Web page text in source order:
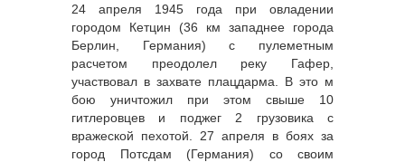
24 апреля 1945 года при овладении
городом Кетцин (36 км западнее города
Берлин, Германия) с пулеметным
расчетом преодолел реку Гафер,
участвовал в захвате плацдарма. В это м
бою уничтожил при этом свыше 10
гитлеровцев и поджег 2 грузовика с
вражеской пехотой. 27 апреля в боях за
город Потсдам (Германия) со своим